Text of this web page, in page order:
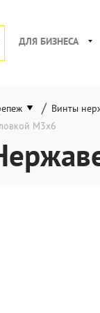
ДЛЯ БИЗНЕСА
/ Винты
М3х6